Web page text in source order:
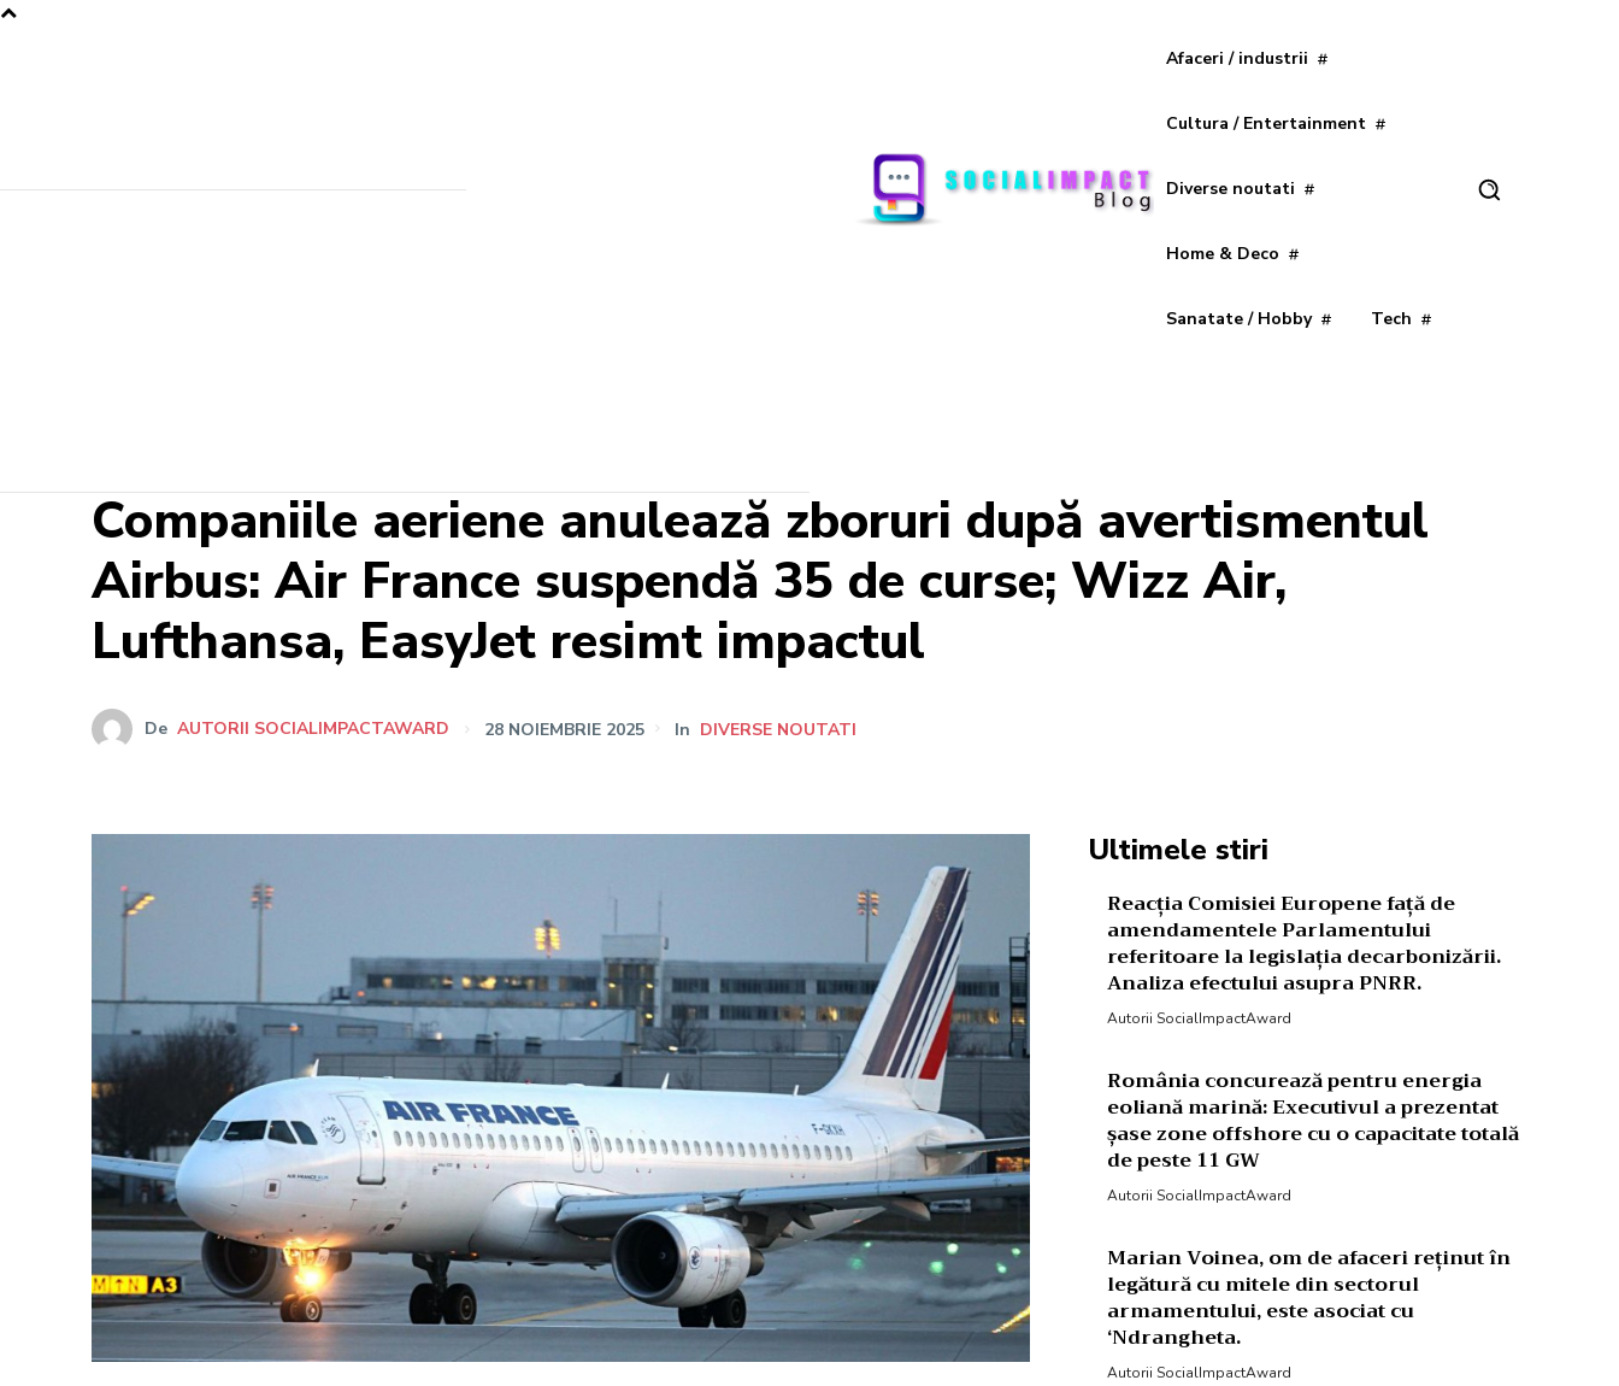
Afaceri / industrii
Cultura / Entertainment
Diverse noutati
Home & Deco
Sanatate / Hobby Tech
Companiile aeriene anulează zboruri după avertismentul
Airbus: Air France suspendă 35 de curse; Wizz Air,
Lufthansa, EasyJet resimt impactul
De AUTORII SOCIALIMPACTAWARD 28 NOIEMBRIE 2025 In DIVERSE NOUTATI
Ultimele stiri
Reacția Comisiei Europene față de
amendamentele Parlamentului
referitoare la legislația decarbonizării.
Analiza efectului asupra PNRR.
Autorii SocialImpactAward
România concurează pentru energia
eoliană marină: Executivul a prezentat
șase zone offshore cu o capacitate totală
de peste 11 GW
Autorii SocialImpactAward
Marian Voinea, om de afaceri reținut în
legătură cu mitele din sectorul
armamentului, este asociat cu
‘Ndrangheta.
Autorii SocialImpactAward